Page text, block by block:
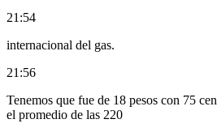
21:54
internacional del gas.
21:56
Tenemos que fue de 18 pesos con 75
el promedio de las 220